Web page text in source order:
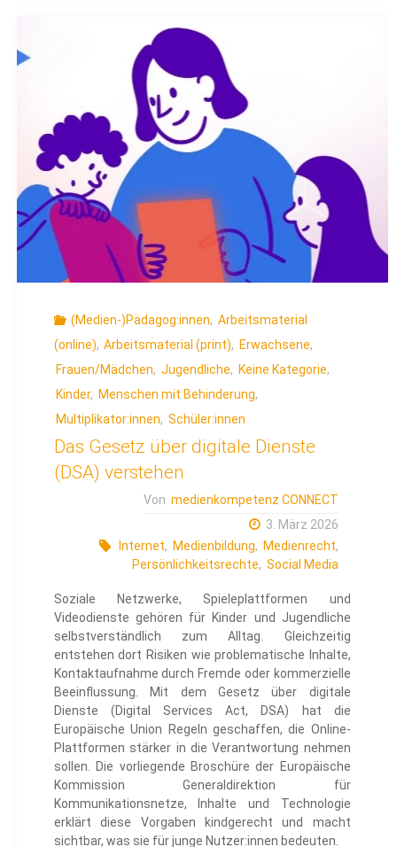
Algorithmen
und
KI
Wahlkampf
verändern"
(Medien-)Pädagog:innen, Arbeitsmaterial
(online), Arbeitsmaterial (print), Erwachsene,
Frauen/Mädchen, Jugendliche, Keine Kategorie,
Kinder, Menschen mit Behinderung,
Multiplikator:innen, Schüler:innen
Das Gesetz über digitale Dienste
(DSA) verstehen
Von medienkompetenz CONNECT
3. März 2026
Internet, Medienbildung, Medienrecht,
Persönlichkeitsrechte, Social Media
Soziale Netzwerke, Spieleplattformen und
Videodienste gehören für Kinder und Jugendliche
selbstverständlich zum Alltag. Gleichzeitig
entstehen dort Risiken wie problematische Inhalte,
Kontaktaufnahme durch Fremde oder kommerzielle
Beeinflussung. Mit dem Gesetz über digitale
Dienste (Digital Services Act, DSA) hat die
Europäische Union Regeln geschaffen, die Online-
Plattformen stärker in die Verantwortung nehmen
sollen. Die vorliegende Broschüre der Europäische
Kommission Generaldirektion für
Kommunikationsnetze, Inhalte und Technologie
erklärt diese Vorgaben kindgerecht und macht
sichtbar, was sie für junge Nutzer:innen bedeuten.